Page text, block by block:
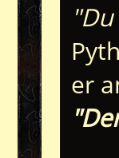
er